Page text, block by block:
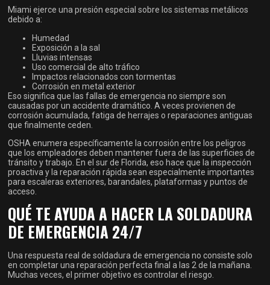
Miami ejerce una presión especial sobre los sistemas metálicos
debido a:
Humedad
Exposición a la sal
Lluvias intensas
Uso comercial de alto tráfico
Impactos relacionados con tormentas
Corrosión en metal exterior
Eso significa que las fallas de emergencia no siempre son
causadas por un accidente dramático. A veces provienen de
corrosión acumulada, fatiga de herrajes o reparaciones antiguas
que finalmente ceden.
OSHA enumera específicamente la corrosión entre los peligros
que los empleadores deben mantener fuera de las superficies de
tránsito y trabajo. En el sur de Florida, eso hace que la inspección
proactiva y la reparación rápida sean especialmente importantes
para escaleras exteriores, barandales, plataformas y puntos de
acceso.
QUÉ TE AYUDA A HACER LA SOLDADURA
DE EMERGENCIA 24/7
Una respuesta real de soldadura de emergencia no consiste solo
en completar una reparación perfecta final a las 2 de la mañana.
Muchas veces, el primer objetivo es controlar el riesgo.